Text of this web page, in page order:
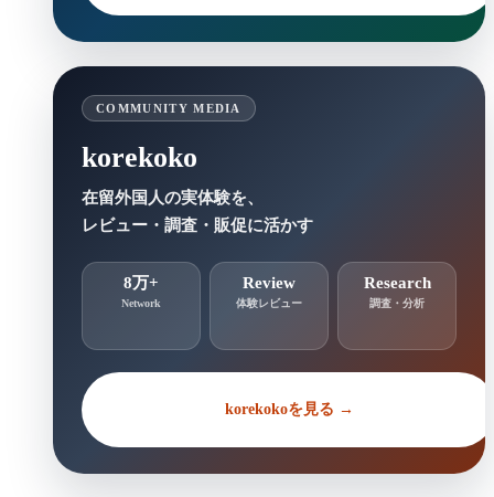
COMMUNITY MEDIA
korekoko
在留外国人の実体験を、
レビュー・調査・販促に活かす
8万+
Network
Review
体験レビュー
Research
調査・分析
korekokoを見る →